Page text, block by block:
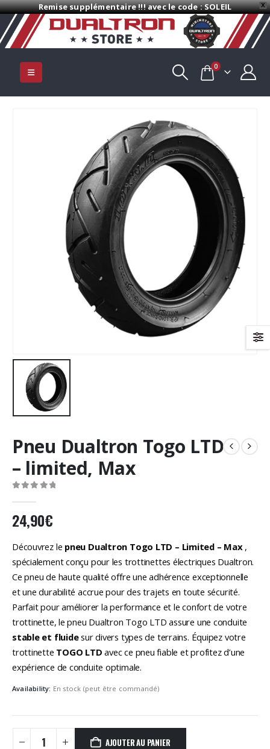
X
Remise supplémentaire !!! avec le code : SOLEIL
0
Pneu Dualtron Togo LTD
– limited, Max
24,90€
Découvrez le pneu Dualtron Togo LTD – Limited – Max ,
spécialement conçu pour les trottinettes électriques Dualtron.
Ce pneu de haute qualité offre une adhérence exceptionnelle
et une durabilité accrue pour des trajets en toute sécurité.
Parfait pour améliorer la performance et le confort de votre
trottinette, le pneu Dualtron Togo LTD assure une conduite
stable et fluidesur divers types de terrains. Équipez votre
trottinette TOGO LTD avec ce pneu fiable et profitez d’une
expérience de conduite optimale.
Availability: En stock (peut être commandé)
AJOUTER AU PANIER